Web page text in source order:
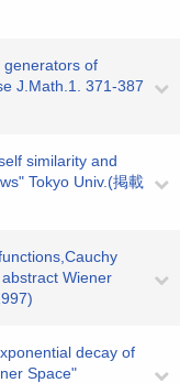
generators of
J.Math.1. 371-387
similarity and
Tokyo Univ.(掲載
Wiener
decay of
Space"